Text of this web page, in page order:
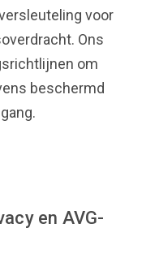
voor
Ons
om
beschermd
en AVG-